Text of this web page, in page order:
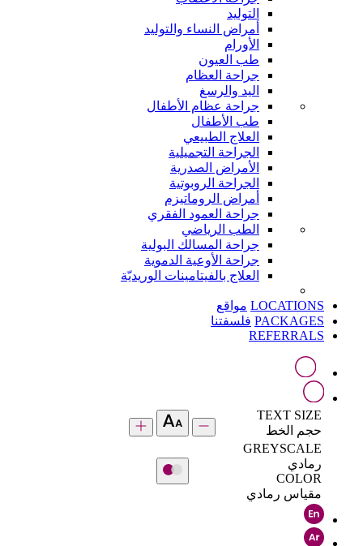
التوليد
أمراض النساء والتوليد
الأورام
طب العيون
جراحة العظام
اليد والرسغ
جراحة عظام الأطفال
طب الأطفال
العلاج الطبيعي
الجراحة التجميلية
الأمراض الصدرية
الجراحة الروبوتية
أمراض الروماتيزم
جراحة العمود الفقري
الطب الرياضي
جراحة المسالك البولية
جراحة الأوعية الدموية
العلاج بالفيتامينات الوريديّة
LOCATIONS مواقع
PACKAGES فلسفتنا
REFERRALS
TEXT SIZE
حجم الخط
GREYSCALE
رمادي
COLOR
مقياس رمادي